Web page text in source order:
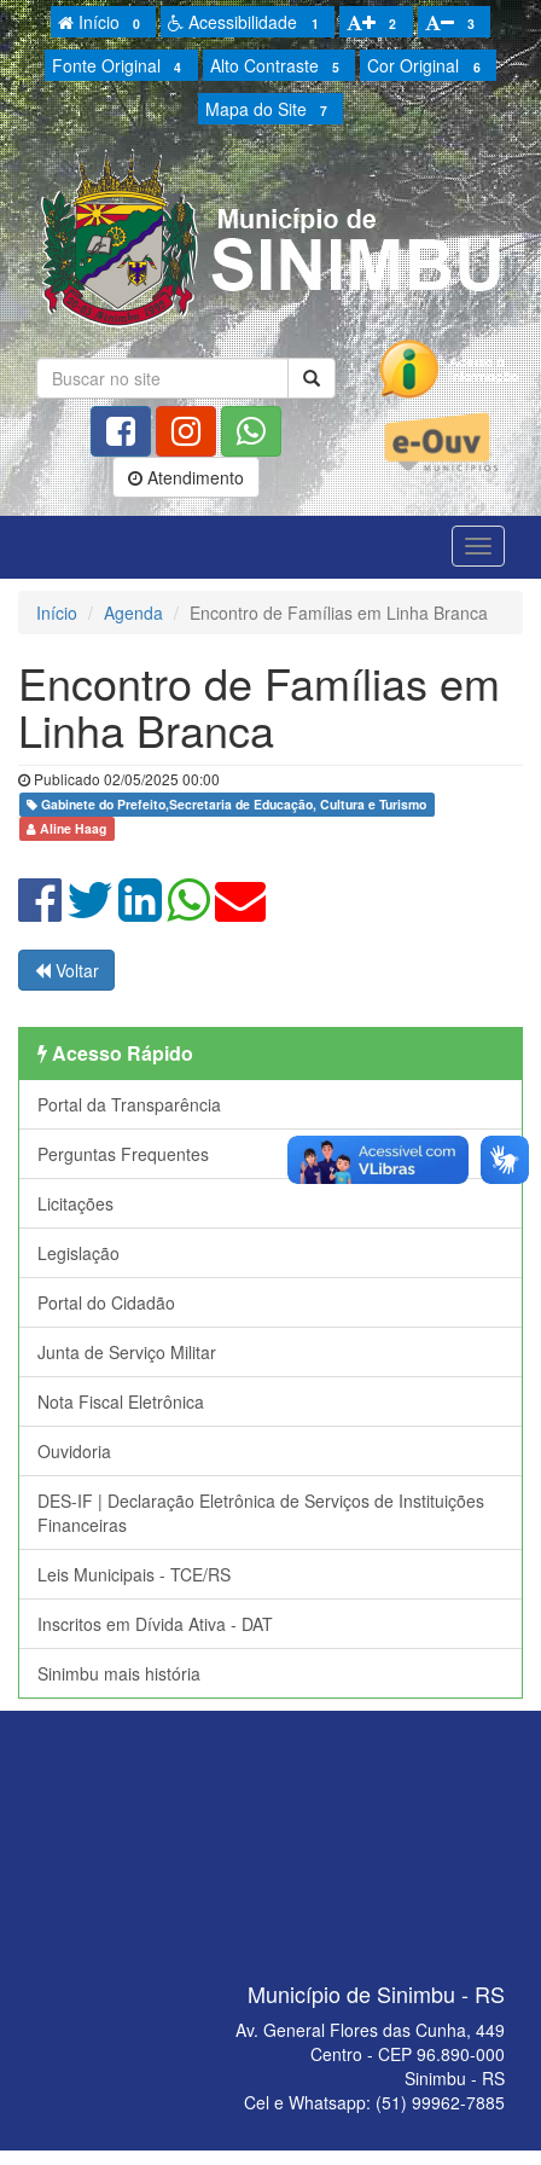
Início 0 Acessibilidade 1 2 3
Fonte Original 4 Alto Contraste 5 Cor Original 6
Mapa do Site 7
Atendimento
Início Agenda Encontro de Famílias em Linha Branca
Encontro de Famílias em
Linha Branca
Publicado 02/05/2025 00:00
Gabinete do Prefeito,Secretaria de Educação, Cultura e Turismo
Aline Haag
Voltar
Acesso Rápido
Portal da Transparência
Perguntas Frequentes
Licitações
Legislação
Portal do Cidadão
Junta de Serviço Militar
Nota Fiscal Eletrônica
Ouvidoria
DES-IF | Declaração Eletrônica de Serviços de Instituições
Financeiras
Leis Municipais - TCE/RS
Inscritos em Dívida Ativa - DAT
Sinimbu mais história
Município de Sinimbu - RS
Av. General Flores das Cunha, 449
Centro - CEP 96.890-000
Sinimbu - RS
Cel e Whatsapp: (51) 99962-7885